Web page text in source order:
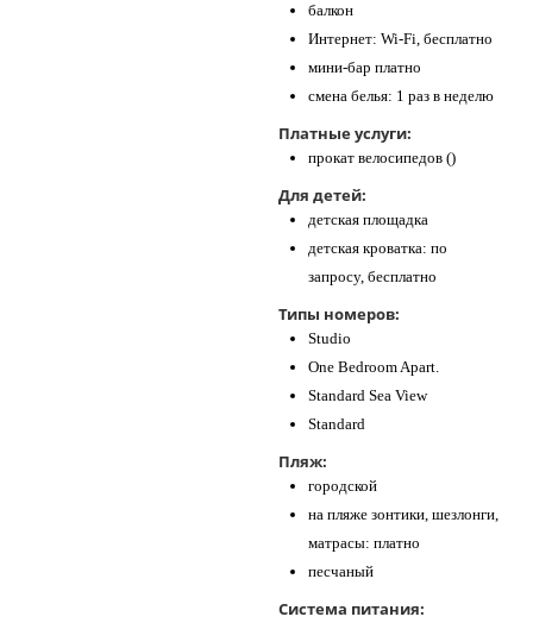
балкон
Интернет: Wi-Fi, бесплатно
мини-бар платно
смена белья: 1 раз в неделю
Платные услуги:
прокат велосипедов ()
Для детей:
детская площадка
детская кроватка: по
запросу, бесплатно
Типы номеров:
Studio
One Bedroom Apart.
Standard Sea View
Standard
Пляж:
городской
на пляже зонтики, шезлонги,
матрасы: платно
песчаный
Система питания: